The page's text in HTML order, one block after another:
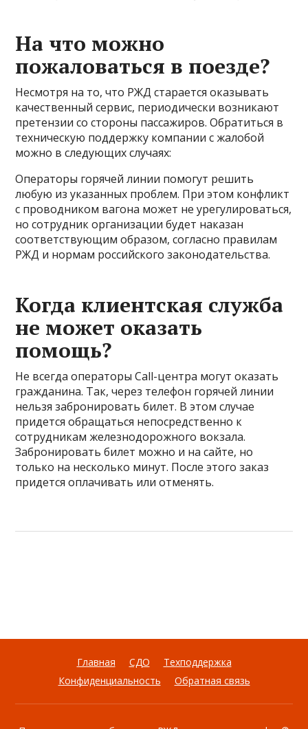
На что можно
пожаловаться в поезде?
Несмотря на то, что РЖД старается оказывать
качественный сервис, периодически возникают
претензии со стороны пассажиров. Обратиться в
техническую поддержку компании с жалобой
можно в следующих случаях:
Операторы горячей линии помогут решить
любую из указанных проблем. При этом конфликт
с проводником вагона может не урегулироваться,
но сотрудник организации будет наказан
соответствующим образом, согласно правилам
РЖД и нормам российского законодательства.
Когда клиентская служба
не может оказать
помощь?
Не всегда операторы Call-центра могут оказать
гражданина. Так, через телефон горячей линии
нельзя забронировать билет. В этом случае
придется обращаться непосредственно к
сотрудникам железнодорожного вокзала.
Забронировать билет можно и на сайте, но
только на несколько минут. После этого заказ
придется оплачивать или отменять.
Главная СДО
Техподдержка
Конфиденциальность
Обратная связь